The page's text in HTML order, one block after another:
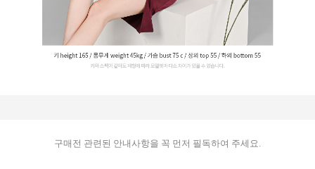
구매전 관련된 안내사항을 꼭 먼저 필독하여 주세요.